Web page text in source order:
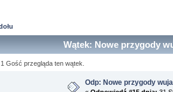
Wątek: Nowe przygody
Gość przegląda ten wątek.
Odp: Nowe przygody